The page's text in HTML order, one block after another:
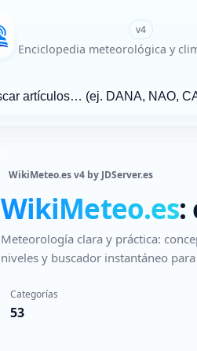
WikiMeteo.es v4
Enciclopedia meteorológica y
WikiMeteo.es v4 by JDServer.es
WikiMeteo.es:
Meteorología clara y práctica:
niveles y buscador instantáneo
Categorías
53